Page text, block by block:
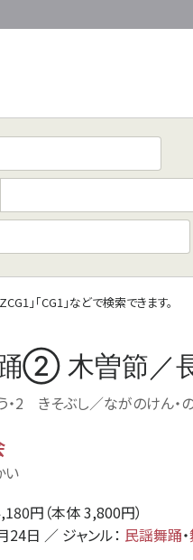
」「CG1」などで検索できます。
② 木曽節／
・2 きそぶし／ながのけん・の
い
円（本体 3,800円）
日 ／ ジャンル： 民謡舞踊・